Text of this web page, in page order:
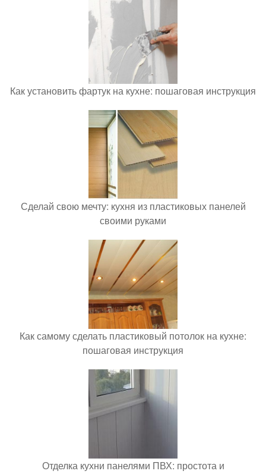
Как установить фартук на кухне: пошаговая инструкция
Сделай свою мечту: кухня из пластиковых панелей
своими руками
Как самому сделать пластиковый потолок на кухне:
пошаговая инструкция
Отделка кухни панелями ПВХ: простота и